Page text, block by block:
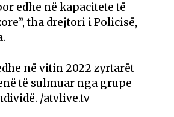
edhe në kapacitete të
tha drejtori i Policisë,
në vitin 2022 zyrtarët
të sulmuar nga grupe
/atvlive.tv